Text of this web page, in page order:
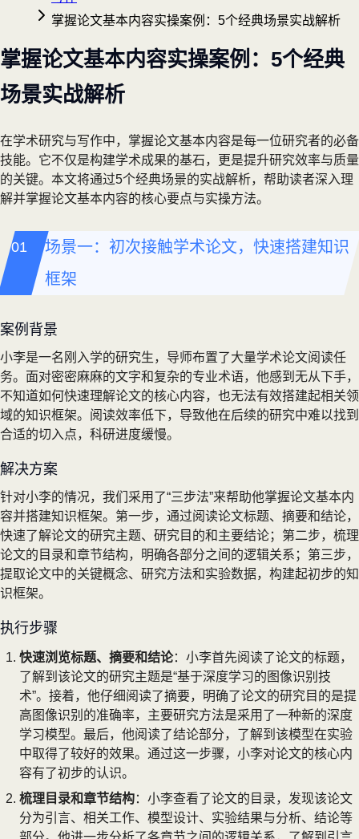
掌握论文基本内容实操案例：5个经典场景实战解析
掌握论文基本内容实操案例：5个经典
场景实战解析
在学术研究与写作中，掌握论文基本内容是每一位研究者的必备
技能。它不仅是构建学术成果的基石，更是提升研究效率与质量
的关键。本文将通过5个经典场景的实战解析，帮助读者深入理
解并掌握论文基本内容的核心要点与实操方法。
场景一：初次接触学术论文，快速搭建知识
框架
案例背景
小李是一名刚入学的研究生，导师布置了大量学术论文阅读任
务。面对密密麻麻的文字和复杂的专业术语，他感到无从下手，
不知道如何快速理解论文的核心内容，也无法有效搭建起相关领
域的知识框架。阅读效率低下，导致他在后续的研究中难以找到
合适的切入点，科研进度缓慢。
解决方案
针对小李的情况，我们采用了“三步法”来帮助他掌握论文基本内
容并搭建知识框架。第一步，通过阅读论文标题、摘要和结论，
快速了解论文的研究主题、研究目的和主要结论；第二步，梳理
论文的目录和章节结构，明确各部分之间的逻辑关系；第三步，
提取论文中的关键概念、研究方法和实验数据，构建起初步的知
识框架。
执行步骤
快速浏览标题、摘要和结论：小李首先阅读了论文的标题，
了解到该论文的研究主题是“基于深度学习的图像识别技
术”。接着，他仔细阅读了摘要，明确了论文的研究目的是提
高图像识别的准确率，主要研究方法是采用了一种新的深度
学习模型。最后，他阅读了结论部分，了解到该模型在实验
中取得了较好的效果。通过这一步骤，小李对论文的核心内
容有了初步的认识。
梳理目录和章节结构：小李查看了论文的目录，发现该论文
分为引言、相关工作、模型设计、实验结果与分析、结论等